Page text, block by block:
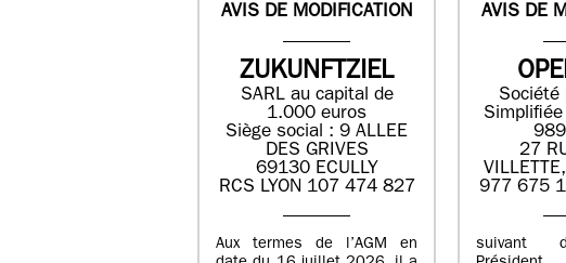
AVIS DE MODIFICATION
ZUKUNFTZIEL
SARL au capital de
1.000 euros
Siège social : 9 ALLEE
DES GRIVES
69130 ECULLY
RCS LYON 107 474 827
Aux termes de l’AGM en
AVIS DE
Société
27
977 675
suivant